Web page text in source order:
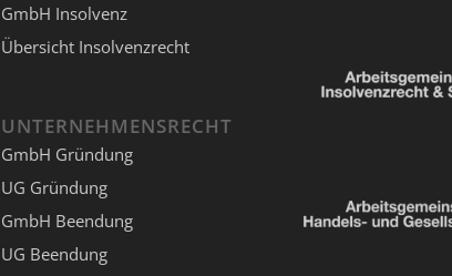
GmbH Insolvenz
Übersicht Insolvenzrecht
UNTERNEHMENSRECHT
GmbH Gründung
UG Gründung
GmbH Beendung
UG Beendung